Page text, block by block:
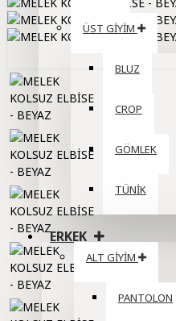
ÜST GİYİM
BLUZ
CROP
GÖMLEK
TÜNİK
ERKEK
ALT GİYİM
PANTOLON